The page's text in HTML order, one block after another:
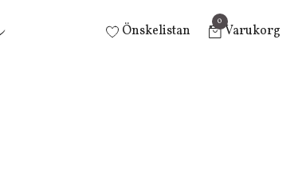
Önskelistan
0
Varukorg